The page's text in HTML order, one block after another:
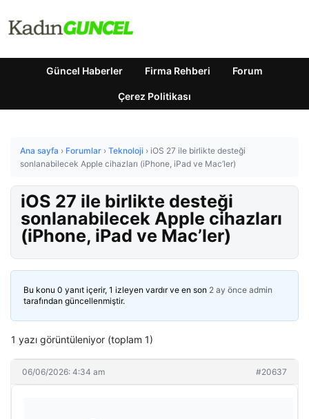
Güncel Haberler Firma Rehberi Forum
Çerez Politikası
Ana sayfa › Forumlar › Teknoloji › iOS 27 ile birlikte desteği
sonlanabilecek Apple cihazları (iPhone, iPad ve Mac’ler)
iOS 27 ile birlikte desteği
sonlanabilecek Apple cihazları
(iPhone, iPad ve Mac’ler)
Bu konu 0 yanıt içerir, 1 izleyen vardır ve en son 2 ay önce admin
tarafından güncellenmiştir.
1 yazı görüntüleniyor (toplam 1)
06/06/2026: 4:34 am #20637